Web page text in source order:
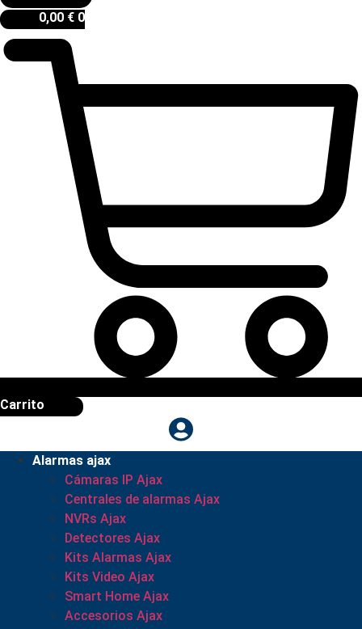
0,00 € 0
Carrito
Alarmas ajax
Cámaras IP Ajax
Centrales de alarmas Ajax
NVRs Ajax
Detectores Ajax
Kits Alarmas Ajax
Kits Video Ajax
Smart Home Ajax
Accesorios Ajax